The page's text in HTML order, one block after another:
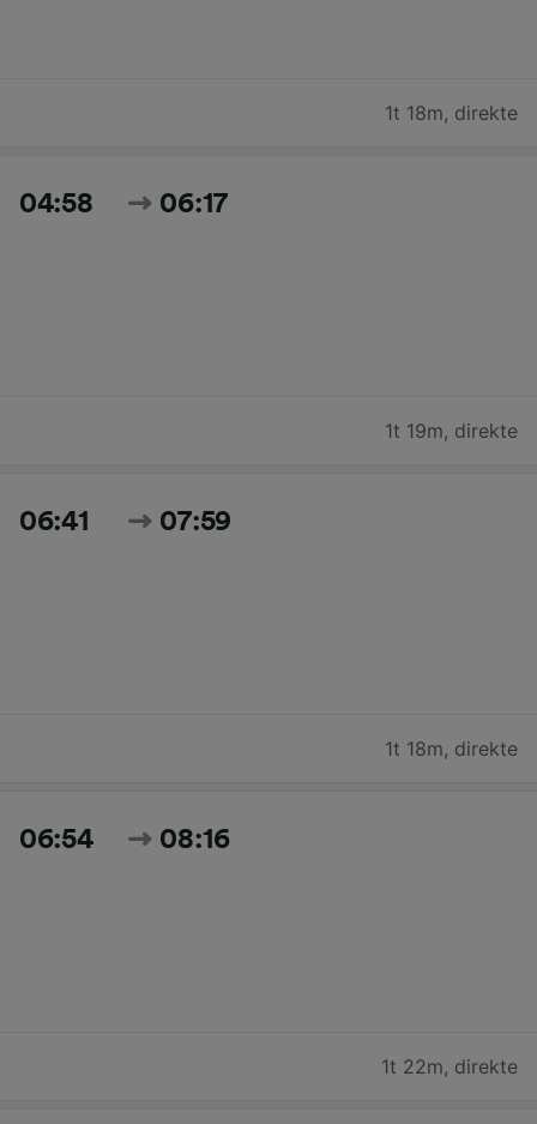
1t 18m, direkte
04:58 06:17
1t 19m, direkte
06:41 07:59
1t 18m, direkte
06:54 08:16
1t 22m, direkte